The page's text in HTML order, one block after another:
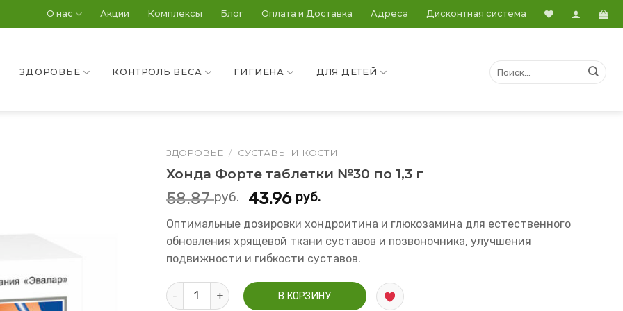
О нас Акции Комплексы Блог Оплата и Доставка Адреса Дисконтная система
ЗДОРОВЬЕ КОНТРОЛЬ ВЕСА ГИГИЕНА ДЛЯ ДЕТЕЙ
ЗДОРОВЬЕ / СУСТАВЫ И КОСТИ
Хонда Форте таблетки №30 по 1,3 г
58.87руб. 43.96 руб.
Оптимальные дозировки хондроитина и глюкозамина для естественного
обновления хрящевой ткани суставов и позвоночника, улучшения
подвижности и гибкости суставов.
Количество Хонда Форте таблетки №30 по 1,3 г
В КОРЗИНУ